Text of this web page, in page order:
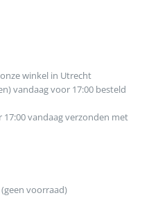
winkel in Utrecht
vandaag voor 17:00 besteld
vandaag verzonden met
(geen voorraad)